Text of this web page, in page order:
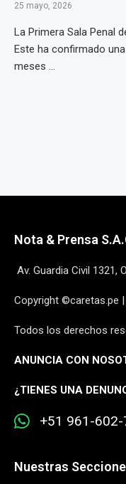
25 mayo, 2026
La Primera Sala Penal
Este ha confirmado
meses ...
Nota & Prensa
Av. Guardia Civil 1321,
Copyright ©caretas.pe
Todos los derechos
ANUNCIA CON
¿TIENES UNA
+51 961-602-
Nuestras